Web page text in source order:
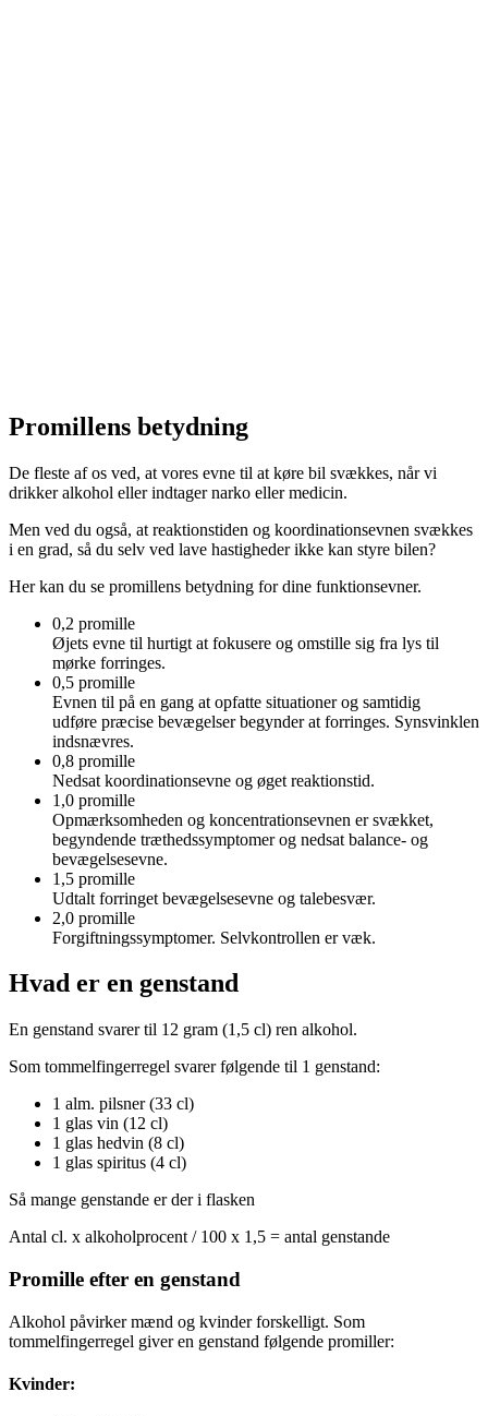
Promillens betydning
De fleste af os ved, at vores evne til at køre bil svækkes, når vi
drikker alkohol eller indtager narko eller medicin.
Men ved du også, at reaktionstiden og koordinationsevnen svækkes
i en grad, så du selv ved lave hastigheder ikke kan styre bilen?
Her kan du se promillens betydning for dine funktionsevner.
0,2 promille
Øjets evne til hurtigt at fokusere og omstille sig fra lys til
mørke forringes.
0,5 promille
Evnen til på en gang at opfatte situationer og samtidig
udføre præcise bevægelser begynder at forringes. Synsvinklen
indsnævres.
0,8 promille
Nedsat koordinationsevne og øget reaktionstid.
1,0 promille
Opmærksomheden og koncentrationsevnen er svækket,
begyndende træthedssymptomer og nedsat balance- og
bevægelsesevne.
1,5 promille
Udtalt forringet bevægelsesevne og talebesvær.
2,0 promille
Forgiftningssymptomer. Selvkontrollen er væk.
Hvad er en genstand
En genstand svarer til 12 gram (1,5 cl) ren alkohol.
Som tommelfingerregel svarer følgende til 1 genstand:
1 alm. pilsner (33 cl)
1 glas vin (12 cl)
1 glas hedvin (8 cl)
1 glas spiritus (4 cl)
Så mange genstande er der i flasken
Antal cl. x alkoholprocent / 100 x 1,5 = antal genstande
Promille efter en genstand
Alkohol påvirker mænd og kvinder forskelligt. Som
tommelfingerregel giver en genstand følgende promiller:
Kvinder: